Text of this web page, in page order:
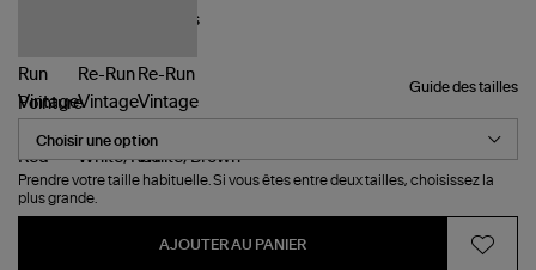
Guide des tailles
Pointure
Prendre votre taille habituelle. Si vous êtes entre deux tailles, choisissez la
plus grande.
AJOUTER AU PANIER